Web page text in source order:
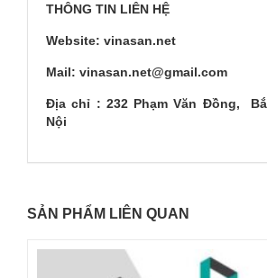
THÔNG TIN LIÊN HỆ
Website: vinasan.net
Mail: vinasan.net@gmail.com
Địa chỉ : 232 Phạm Văn Đồng,
Nội
SẢN PHẨM LIÊN QUAN